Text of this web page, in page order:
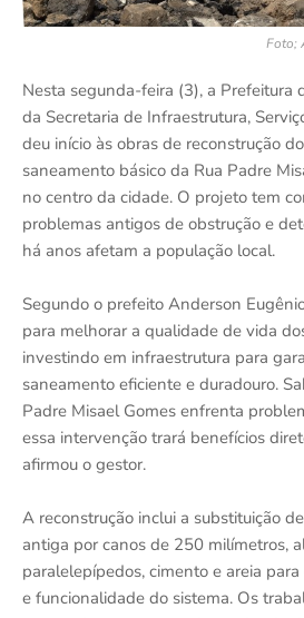
Foto;
Nesta segunda-feira (3), a Prefeitura
da Secretaria de Infraestrutura,
deu início às obras de reconstrução
saneamento básico da Rua Padre
no centro da cidade. O projeto tem
problemas antigos de obstrução e
há anos afetam a população local.
Segundo o prefeito Anderson
para melhorar a qualidade de vida
investindo em infraestrutura para
saneamento eficiente e duradouro.
Padre Misael Gomes enfrenta
essa intervenção trará benefícios
afirmou o gestor.
A reconstrução inclui a substituição
antiga por canos de 250 milímetros,
paralelepípedos, cimento e areia
e funcionalidade do sistema. Os